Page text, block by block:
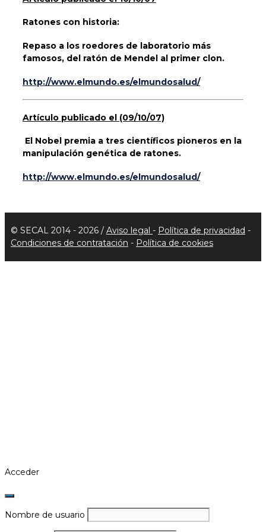
Ratones con historia:
Repaso a los roedores de laboratorio más
famosos, del ratón de Mendel al primer clon.
http://www.elmundo.es/elmundosalud/
Artículo publicado el (09/10/07)
El Nobel premia a tres científicos pioneros en la
manipulación genética de ratones.
http://www.elmundo.es/elmundosalud/
© SECAL 2014 - 2026 / Aviso legal - Política de privacidad -
Condiciones de contratación - Política de cookies
Acceder
Nombre de usuario